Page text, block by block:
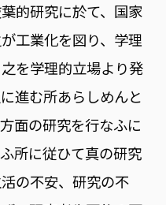
的研究に於て、国家
工業化を図り、学理
を学理的立場より発
進む所あらしめんと
面の研究を行なふに
所に従ひて真の研究
の不安、研究の不